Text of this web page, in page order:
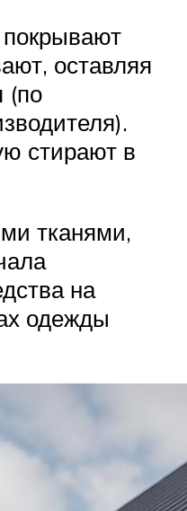
покрывают
оставляя
(по
стирают в
тканями,
на
одежды